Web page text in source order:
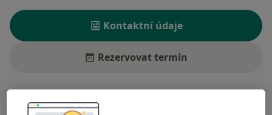
Kontaktní údaje
Rezervovat termín
Ceník Adresy